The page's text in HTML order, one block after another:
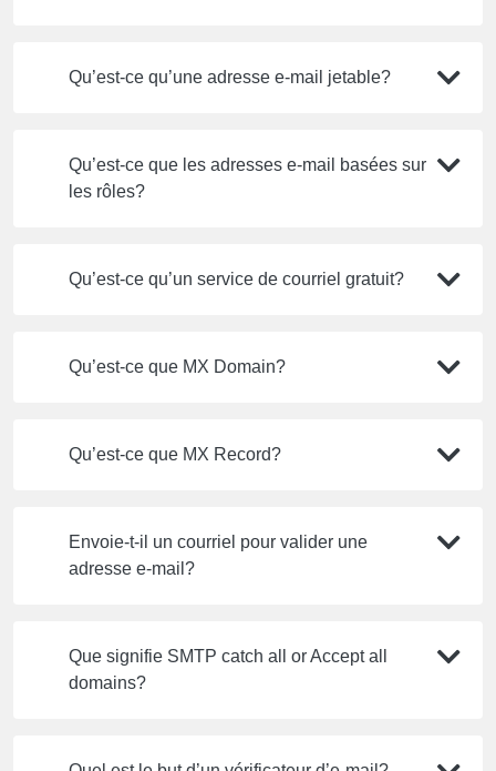
Qu’est-ce qu’une adresse e-mail jetable?
Qu’est-ce que les adresses e-mail basées sur
les rôles?
Qu’est-ce qu’un service de courriel gratuit?
Qu’est-ce que MX Domain?
Qu’est-ce que MX Record?
Envoie-t-il un courriel pour valider une
adresse e-mail?
Que signifie SMTP catch all or Accept all
domains?